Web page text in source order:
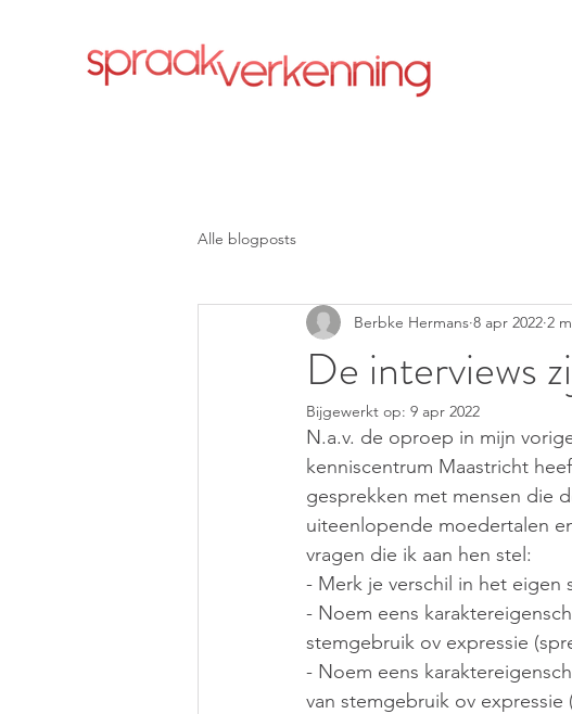
Alle blogposts
De interviews
Berbke Hermans 8 apr 2022 2
Bijgewerkt op: 9 apr 2022
N.a.v. de oproep in mijn
kenniscentrum Maastricht
gesprekken met mensen die
uiteenlopende moedertalen
vragen die ik aan hen stel:
- Merk je verschil in het eigen
- Noem eens
stemgebruik ov expressie
- Noem eens
van stemgebruik ov